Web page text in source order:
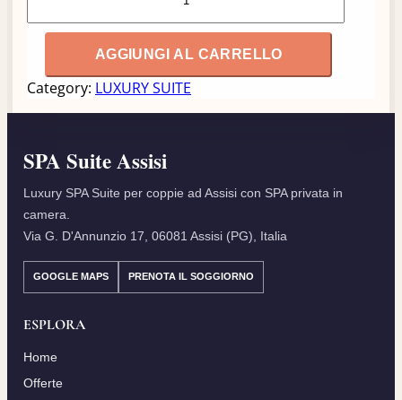
i
n
u
u
r
y
S
u
t
e
q
AGGIUNGI AL CARRELLO
Category: LUXURY SUITE
SPA Suite Assisi
Luxury SPA Suite per coppie ad Assisi con SPA privata in
camera.
Via G. D'Annunzio 17, 06081 Assisi (PG), Italia
GOOGLE MAPS PRENOTA IL SOGGIORNO
ESPLORA
Home
Offerte